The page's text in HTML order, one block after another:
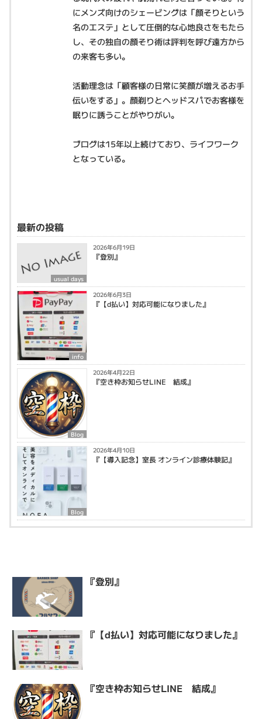
にメンズ向けのシェービングは「顔そりという
名のエステ」として圧倒的な心地良さをもたら
し、その独自の顔そり術は評判を呼び遠方から
の来客も多い。
活動理念は「顧客様の日常に笑顔が増えるお手
伝いをする」。顔剃りとヘッドスパでお客様を
眠りに誘うことがやりがい。
ブログは15年以上続けており、ライフワーク
となっている。
最新の投稿
usual days
2026年6月19日
『登別』
info
2026年6月3日
『【d払い】対応可能になりました』
Blog
2026年4月22日
『空き枠お知らせLINE 結成』
Blog
2026年4月10日
『【導入記念】室長 オンライン診療体験記』
『登別』
『【d払い】対応可能になりました』
『空き枠お知らせLINE 結成』